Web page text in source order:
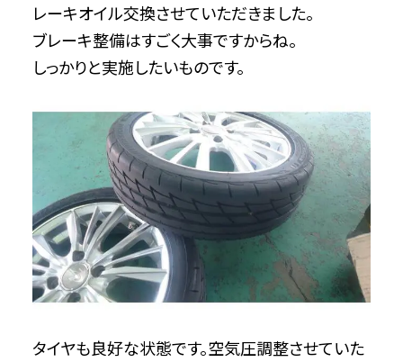
レーキオイル交換させていただきました。
ブレーキ整備はすごく大事ですからね。
しっかりと実施したいものです。
タイヤも良好な状態です。空気圧調整させていた